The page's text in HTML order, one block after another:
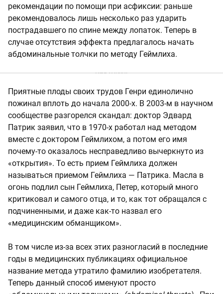
рекомендации по помощи при асфиксии: раньше
рекомендовалось лишь несколько раз ударить
пострадавшего по спине между лопаток. Теперь в
случае отсутствия эффекта предлагалось начать
абдоминальные толчки по методу Геймлиха.
Приятные плоды своих трудов Генри единолично
пожинал вплоть до начала 2000-х. В 2003-м в научном
сообществе разгорелся скандал: доктор Эдвард
Патрик заявил, что в 1970-х работал над методом
вместе с доктором Геймлихом, а потом его имя
почему-то оказалось несправедливо вычеркнуто из
«открытия». То есть прием Геймлиха должен
называться приемом Геймлиха — Патрика. Масла в
огонь подлил сын Геймлиха, Петер, который много
критиковал и самого отца, и то, как тот обращался с
подчиненными, и даже как-то назвал его
«медицинским обманщиком».
В том числе из-за всех этих разногласий в последние
годы в медицинских публикациях официальное
название метода утратило фамилию изобретателя.
Теперь данный способ именуют просто